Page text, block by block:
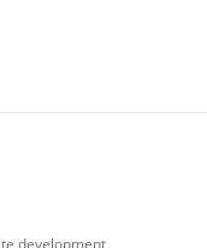
development